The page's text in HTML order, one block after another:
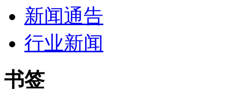
新闻通告
行业新闻
书签